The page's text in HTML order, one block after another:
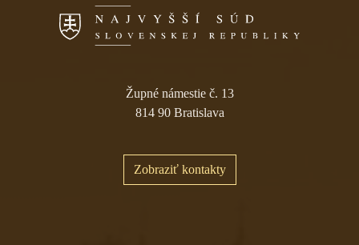
Župné námestie č. 13
814 90 Bratislava
Zobraziť kontakty